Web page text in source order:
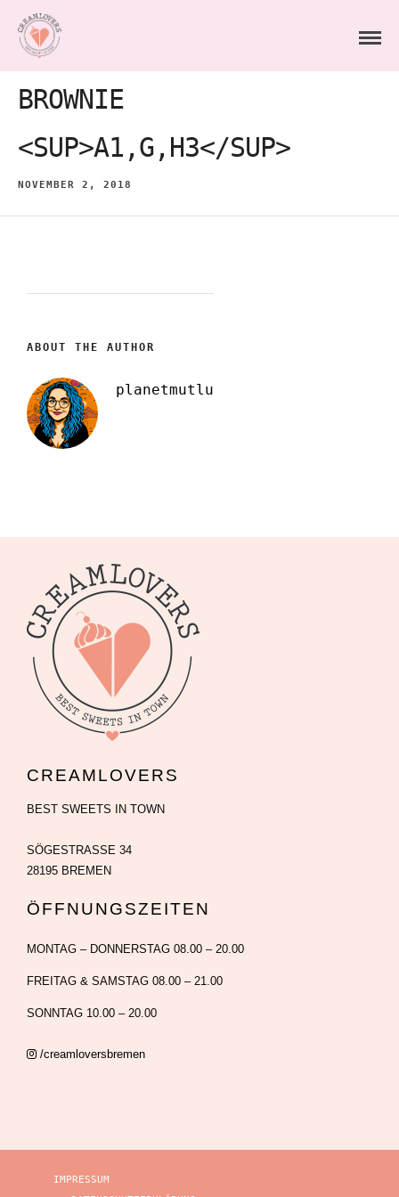
BROWNIE
<SUP>A1,G,H3</SUP>
NOVEMBER 2, 2018
ABOUT THE AUTHOR
planetmutlu
CREAMLOVERS
BEST SWEETS IN TOWN
SÖGESTRASSE 34
28195 BREMEN
ÖFFNUNGSZEITEN
MONTAG – DONNERSTAG 08.00 – 20.00
FREITAG & SAMSTAG 08.00 – 21.00
SONNTAG 10.00 – 20.00
/creamloversbremen
IMPRESSUM